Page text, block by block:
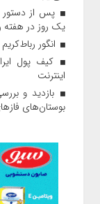
پس از دستور
یک روز در هفته
انگور
کیف پول
اینترنت
بازدید و
بوستان‌های